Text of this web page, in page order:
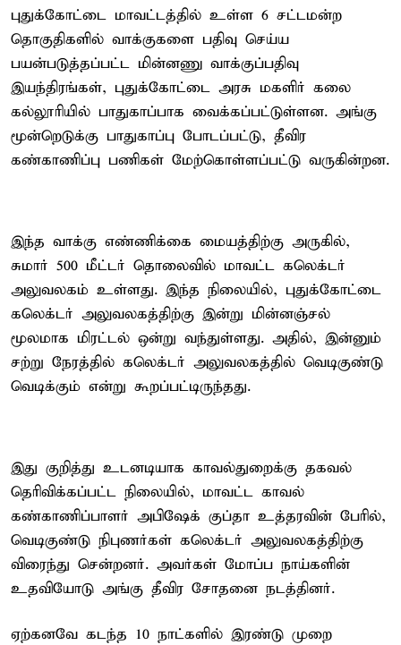
புதுக்கோட்டை மாவட்டத்தில் உள்ள 6 சட்டமன்ற
தொகுதிகளில் வாக்குகளை பதிவு செய்ய
பயன்படுத்தப்பட்ட மின்னணு வாக்குப்பதிவு
இயந்திரங்கள், புதுக்கோட்டை அரசு மகளிர் கலை
கல்லூரியில் பாதுகாப்பாக வைக்கப்பட்டுள்ளன. அங்கு
மூன்றெடுக்கு பாதுகாப்பு போடப்பட்டு, தீவிர
கண்காணிப்பு பணிகள் மேற்கொள்ளப்பட்டு வருகின்றன.
இந்த வாக்கு எண்ணிக்கை மையத்திற்கு அருகில்,
சுமார் 500 மீட்டர் தொலைவில் மாவட்ட கலெக்டர்
அலுவலகம் உள்ளது. இந்த நிலையில், புதுக்கோட்டை
கலெக்டர் அலுவலகத்திற்கு இன்று மின்னஞ்சல்
மூலமாக மிரட்டல் ஒன்று வந்துள்ளது. அதில், இன்னும்
சற்று நேரத்தில் கலெக்டர் அலுவலகத்தில் வெடிகுண்டு
வெடிக்கும் என்று கூறப்பட்டிருந்தது.
இது குறித்து உடனடியாக காவல்துறைக்கு தகவல்
தெரிவிக்கப்பட்ட நிலையில், மாவட்ட காவல்
கண்காணிப்பாளர் அபிஷேக் குப்தா உத்தரவின் பேரில்,
வெடிகுண்டு நிபுணர்கள் கலெக்டர் அலுவலகத்திற்கு
விரைந்து சென்றனர். அவர்கள் மோப்ப நாய்களின்
உதவியோடு அங்கு தீவிர சோதனை நடத்தினர்.
ஏற்கனவே கடந்த 10 நாட்களில் இரண்டு முறை